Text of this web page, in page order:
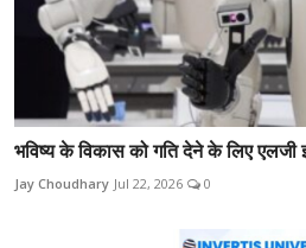
भविष्य के विकास को गति देने के लिए एलजी
Jay Choudhary Jul 22, 2026 0